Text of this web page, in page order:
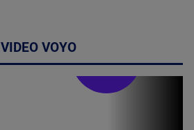
VIDEO VOYO